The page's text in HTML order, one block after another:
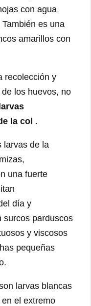
con agua
es una
amarillos con
recolección y
los huevos, no
la col .
larvas de la
una fuerte
día y
surcos parduscos
y viscosos
pequeñas
larvas blancas
el extremo